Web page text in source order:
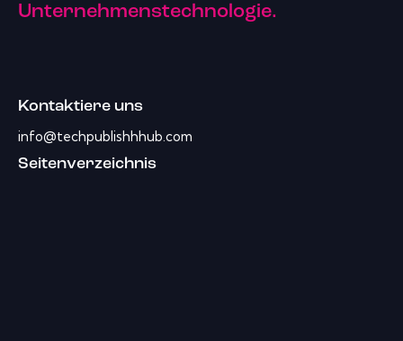
Unternehmenstechnologie.
Kontaktiere uns
info@techpublishhhub.com
Seitenverzeichnis